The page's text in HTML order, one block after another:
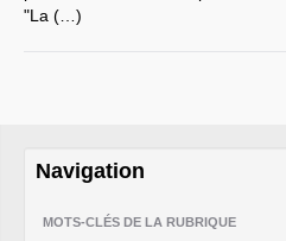
"La (…)
Navigation
MOTS-CLÉS DE LA RUBRIQUE